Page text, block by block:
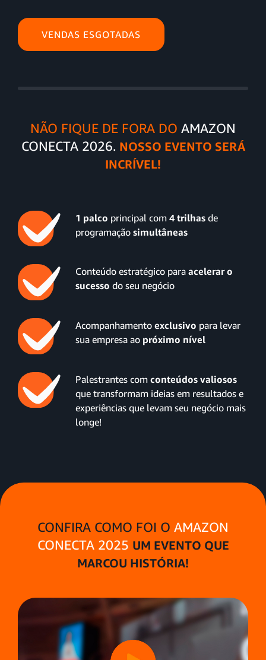
VENDAS ESGOTADAS
NÃO FIQUE DE FORA DO AMAZON
CONECTA 2026. NOSSO EVENTO SERÁ
INCRÍVEL!
1 palco principal com4 trilhas de
programaçãosimultâneas
Conteúdo estratégico paraacelerar o
sucesso do seu negócio
Acompanhamentoexclusivo para levar
sua empresa ao próximo nível
Palestrantes comconteúdos valiosos
que transformam ideias em resultados e
experiências que levam seu negócio mais
longe!
CONFIRA COMO FOI O AMAZON
CONECTA 2025 UM EVENTO QUE
MARCOU HISTÓRIA!